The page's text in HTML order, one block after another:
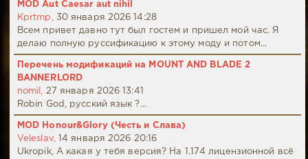
MOD Aut Caesar aut nihil
Kprtmp, 30 января 2026 14:28
Всем привет давно тут был гостем и пришел мой час. Я
делаю полную руссификацию к этому моду и потом...
Перечень модификаций на MOUNT AND BLADE 2
BANNERLORD
nomil, 27 января 2026 13:41
Robin God, русский язык ?...
MOD Honour&Glory (Честь и Слава)
Veleslav,
14 января 2026 20:16
Ukropik, А какая у тебя версия? На 1.174 лицензионной всё